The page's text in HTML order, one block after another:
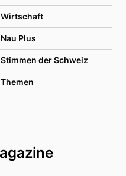
Wirtschaft
Nau Plus
Stimmen der Schweiz
Themen